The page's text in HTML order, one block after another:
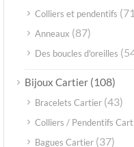
Colliers et pendentifs
Anneaux (87)
Des boucles d'oreilles
Bijoux Cartier (108)
Bracelets Cartier (43)
Colliers / Pendentifs
Bagues Cartier (37)